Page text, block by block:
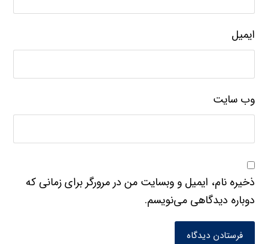
ایمیل
وب‌ سایت
ذخیره نام، ایمیل و وبسایت من در مرورگر برای زمانی که
دوباره دیدگاهی می‌نویسم.
فرستادن دیدگاه